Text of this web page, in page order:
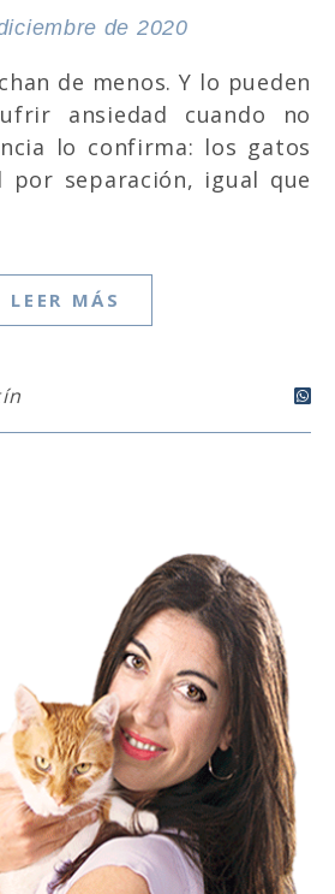
de 2020
ansiedad cuando no
lo confirma: los gatos
por separación, igual que
LEER MÁS